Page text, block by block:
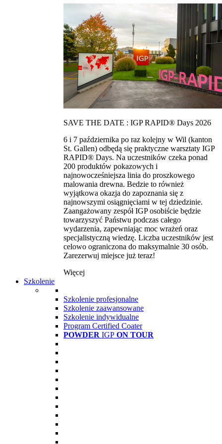
SAVE THE DATE : IGP RAPID® Days 2026
6 i 7 października po raz kolejny w Wil (kanton
St. Gallen) odbędą się praktyczne warsztaty IGP
RAPID® Days. Na uczestników czeka ponad
200 produktów pokazowych i
najnowocześniejsza linia do proszkowego
malowania drewna. Bedzie to również
wyjątkowa okazja do zapoznania się z
najnowszymi osiągnięciami w tej dziedzinie.
Zaangażowany zespół IGP osobiście będzie
towarzyszyć Państwu podczas całego
wydarzenia, zapewniając moc wrażeń oraz
specjalistyczną wiedzę. Liczba uczestników jest
celowo ograniczona do maksymalnie 30 osób.
Zarezerwuj miejsce już teraz!
Więcej
Szkolenie
Szkolenie profesjonalne
Szkolenie zaawansowane
Szkolenie indywidualne
Program Certified Coater
POWDER IGP ON TOUR